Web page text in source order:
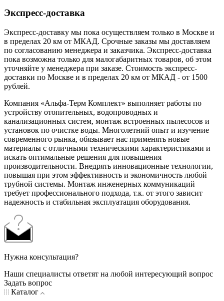
Экспресс-доставка
Экспресс-доставку мы пока осуществляем только в Москве и
в пределах 20 км от МКАД. Срочные заказы мы доставляем
по согласованию менеджера и заказчика. Экспресс-доставка
пока возможна только для малогабаритных товаров, об этом
уточняйте у менеджера при заказе. Стоимость экспресс-
доставки по Москве и в пределах 20 км от МКАД - от 1500
рублей.
Компания «Альфа-Терм Комплект» выполняет работы по
устройству отопительных, водопроводных и
канализационных систем, монтаж встроенных пылесосов и
установок по очистке воды. Многолетний опыт и изучение
современного рынка, обязывает нас применять новые
материалы с отличными техническими характеристиками и
искать оптимальные решения для повышения
производительности. Внедрять инновационные технологии,
повышая при этом эффективность и экономичность любой
трубной системы. Монтаж инженерных коммуникаций
требует профессионального подхода, т.к. от этого зависит
надежность и стабильная эксплуатация оборудования.
Нужна консультация?
Наши специалисты ответят на любой интересующий вопрос
Задать вопрос
Каталог